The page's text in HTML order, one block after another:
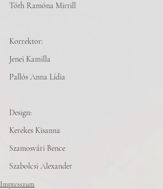
Tóth Ramóna Mirtill
Korrektor:
Jenei Kamilla
Pallós Anna Lídia
Design:
Kerekes Kisanna
Szamosvári Bence
Szabolcsi Alexander
Impresszum